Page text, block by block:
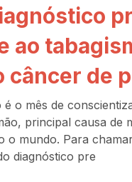
ao
câncer de
o mês de
principal causa de
o mundo. Para
diagnóstico pre